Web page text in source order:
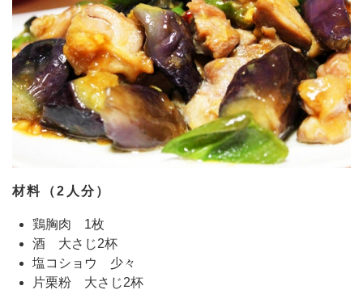
材料（2人分）
鶏胸肉 1枚
酒 大さじ2杯
塩コショウ 少々
片栗粉 大さじ2杯